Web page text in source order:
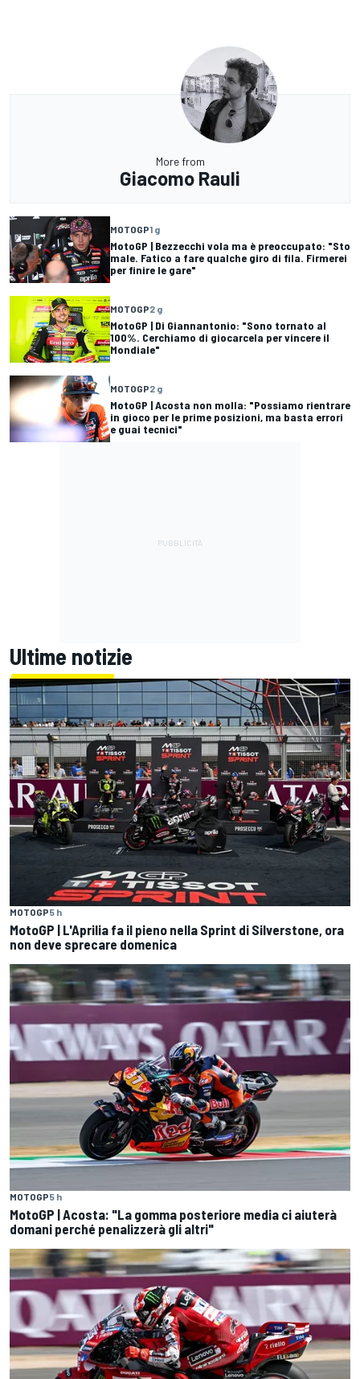
More from
Giacomo Rauli
MOTOGP1 g
MotoGP | Bezzecchi vola ma è preoccupato: "Sto
male. Fatico a fare qualche giro di fila. Firmerei
per finire le gare"
MOTOGP2 g
MotoGP | Di Giannantonio: "Sono tornato al
100%. Cerchiamo di giocarcela per vincere il
Mondiale"
MOTOGP2 g
MotoGP | Acosta non molla: "Possiamo rientrare
in gioco per le prime posizioni, ma basta errori
e guai tecnici"
Ultime notizie
MOTOGP5 h
MotoGP | L'Aprilia fa il pieno nella Sprint di Silverstone, ora
non deve sprecare domenica
MOTOGP5 h
MotoGP | Acosta: "La gomma posteriore media ci aiuterà
domani perché penalizzerà gli altri"